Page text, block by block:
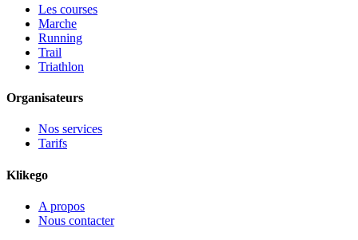
Les courses
Marche
Running
Trail
Triathlon
Organisateurs
Nos services
Tarifs
Klikego
A propos
Nous contacter